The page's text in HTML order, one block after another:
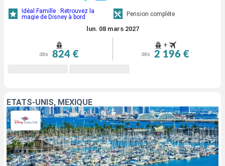
Idéal Famille : Retrouvez la
magie de Disney à bord
Pension complète
lun. 08 mars 2027
dès 824 €
+
dès 2 196 €
ÉTATS-UNIS, MEXIQUE